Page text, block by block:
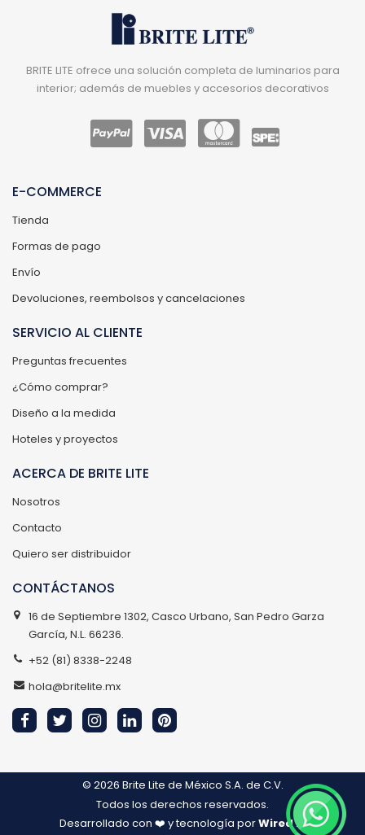
BRITE LITE ofrece una solución completa de luminarios para
interior; además de muebles y accesorios decorativos
E-COMMERCE
Tienda
Formas de pago
Envío
Devoluciones, reembolsos y cancelaciones
SERVICIO AL CLIENTE
Preguntas frecuentes
¿Cómo comprar?
Diseño a la medida
Hoteles y proyectos
ACERCA DE BRITE LITE
Nosotros
Contacto
Quiero ser distribuidor
CONTÁCTANOS
16 de Septiembre 1302, Casco Urbano, San Pedro Garza
García, N.L. 66236.
+52 (81) 8338-2248
hola@britelite.mx
© 2026 Brite Lite de México S.A. de C.V.
Todos los derechos reservados.
Desarrollado con ❤️ y tecnología porWired IT